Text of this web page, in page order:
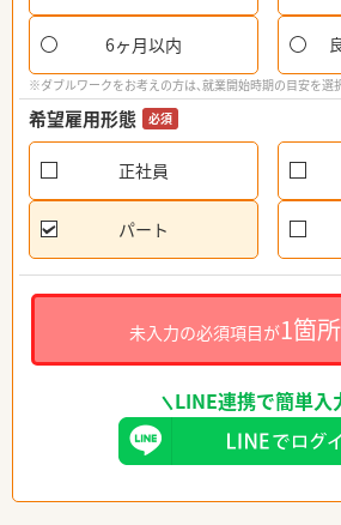
6ヶ月以内
※ダブルワークをお考えの方は、就業開始時期の目安を選
希望雇用形態 必須
正社員
パート
未入力の必須項目が1箇所
LINE連携で簡単入